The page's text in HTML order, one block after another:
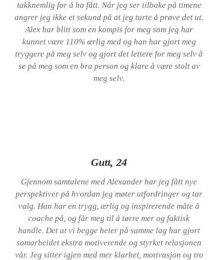
takknemlig for å ha fått. Når jeg ser tilbake på timene
angrer jeg ikke et sekund på at jeg turte å prøve det ut.
Alex har blitt som en kompis for meg som jeg har
kunnet være 110% ærlig med og han har gjort meg
tryggere på meg selv og gjort det lettere for meg selv å
se på meg som en bra person og klare å være stolt av
meg selv.
Gutt, 24
Gjennom samtalene med Alexander har jeg fått nye
perspektiver på hvordan jeg møter utfordringer og tar
valg. Han har en trygg, ærlig og inspirerende måte å
coache på, og får meg til å tørre mer og faktisk
handle. Det at vi begge heier på samme lag har gjort
samarbeidet ekstra motiverende og styrket relasjonen
vår. Jeg sitter igjen med mer klarhet, motivasjon og tro